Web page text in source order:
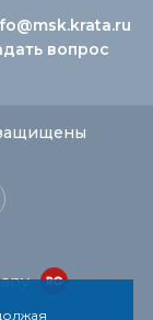
вопрос